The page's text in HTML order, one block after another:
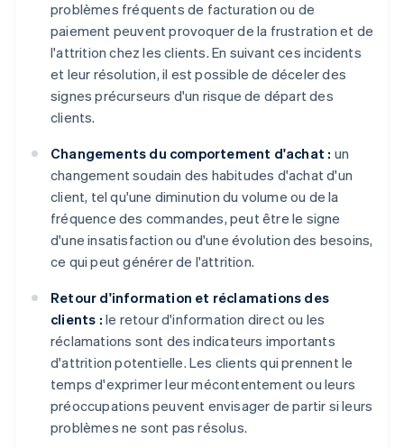
problèmes fréquents de facturation ou de
paiement peuvent provoquer de la frustration et de
l'attrition chez les clients. En suivant ces incidents
et leur résolution, il est possible de déceler des
signes précurseurs d'un risque de départ des
clients.
Changements du comportement d'achat : un
changement soudain des habitudes d'achat d'un
client, tel qu'une diminution du volume ou de la
fréquence des commandes, peut être le signe
d'une insatisfaction ou d'une évolution des besoins,
ce qui peut générer de l'attrition.
Retour d'information et réclamations des
clients : le retour d'information direct ou les
réclamations sont des indicateurs importants
d'attrition potentielle. Les clients qui prennent le
temps d'exprimer leur mécontentement ou leurs
préoccupations peuvent envisager de partir si leurs
problèmes ne sont pas résolus.